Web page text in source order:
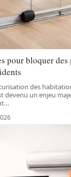
pour bloquer des
des
devenu un enjeu
…